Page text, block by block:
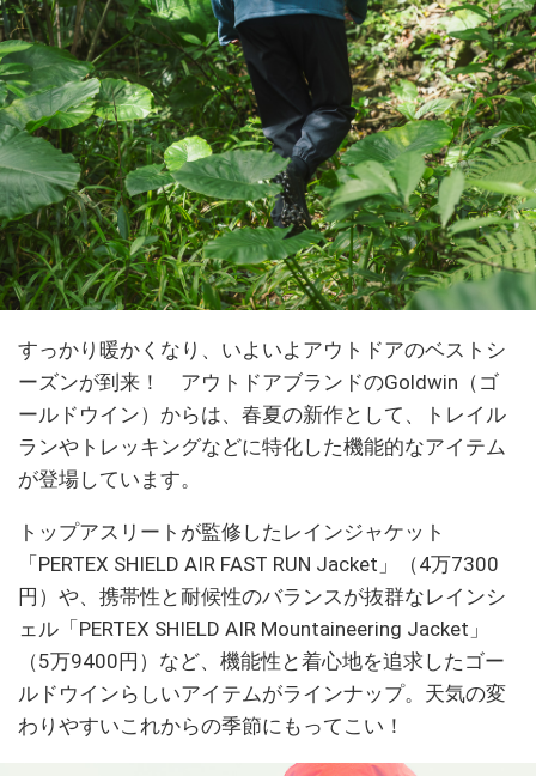
すっかり暖かくなり、いよいよアウトドアのベストシ
ーズンが到来！ アウトドアブランドのGoldwin（ゴ
ールドウイン）からは、春夏の新作として、トレイル
ランやトレッキングなどに特化した機能的なアイテム
が登場しています。
トップアスリートが監修したレインジャケット
「PERTEX SHIELD AIR FAST RUN Jacket」（4万7300
円）や、携帯性と耐候性のバランスが抜群なレインシ
ェル「PERTEX SHIELD AIR Mountaineering Jacket」
（5万9400円）など、機能性と着心地を追求したゴー
ルドウインらしいアイテムがラインナップ。天気の変
わりやすいこれからの季節にもってこい！